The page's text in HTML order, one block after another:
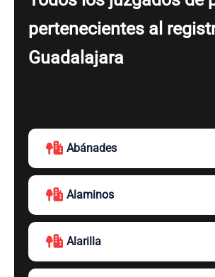
pertenecientes al
Guadalajara
Abánades
Alaminos
Alarilla